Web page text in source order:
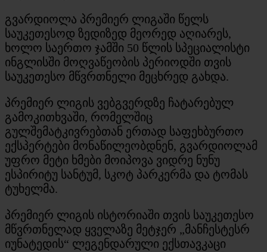
გვარდიოლა პრემიერ ლიგაში წელს
საუკეთესოდ ზედიზედ მეორედ აღიარეს,
ხოლო საერთო ჯამში 50 წლის სპეციალისტი
ინგლისში მოღვაწეობის პერიოდში თვის
საუკეთესო მწვრთნელი მეცხრედ გახდა.
პრემიერ ლიგის ვებგვერდზე ჩატარებულ
გამოკითხვაში, რომელშიც
გულშემატკივრებთან ერთად საფეხბურთო
ექსპერტები მონაწილეობდნენ, გვარდიოლამ
უფრო მეტი ხმები მოიპოვა ვიდრე ნუნუ
ესპირიტუ სანტუმ, სკოტ პარკერმა და ტომას
ტუხელმა.
პრემიერ ლიგის ისტორიაში თვის საუკეთესო
მწვრთნელად ყველაზე მეტჯერ „მანჩესტესრ
იუნატედის“ ლეგენდარული ექსთავკაცი